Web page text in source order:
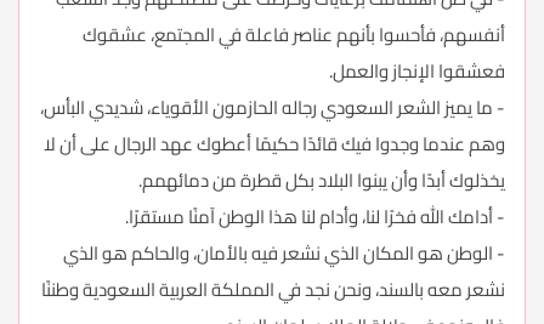
أنفسهم، فأحسوا بأنهم عناصر فاعلة في المجتمع، عشقوك
فعشقوا الإنجاز والعمل.
- ما يميز الشعر السعودي رجاله الحازمون الأقوياء، شديدي البأس،
وهم عندما وجدوا فيك قائدًا حكيمًا أعطوك عهد الرجال على أن لا
يخذلوك أبدًا وأن يبنوا البلاد بكل قطرة من دمائهمم.
- أدامك الله فخرًا لنا، وأدام لنا هذا الوطن آمنًا مستقرًا.
- الوطن هو المكان الذي نشعر فيه بالأمان، والحاكم هو الذي
نشعر معه بالسند، ونحن نجد في المملكة العربية السعودية وطننًا